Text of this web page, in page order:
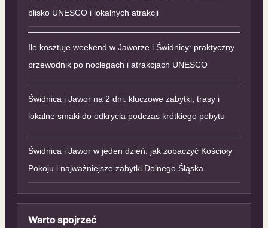
blisko UNESCO i lokalnych atrakcji
Ile kosztuje weekend w Jaworze i Świdnicy: praktyczny
przewodnik po noclegach i atrakcjach UNESCO
Świdnica i Jawor na 2 dni: kluczowe zabytki, trasy i
lokalne smaki do odkrycia podczas krótkiego pobytu
Świdnica i Jawor w jeden dzień: jak zobaczyć Kościoły
Pokoju i najważniejsze zabytki Dolnego Śląska
Warto spojrzeć